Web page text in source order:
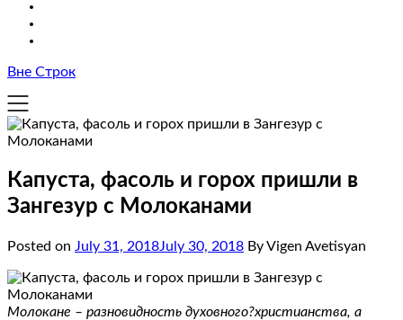
Вне Строк
Капуста, фасоль и горох пришли в
Зангезур с Молоканами
Posted on July 31, 2018July 30, 2018 By Vigen Avetisyan
Молокане – разновидность духовного?христианства, а